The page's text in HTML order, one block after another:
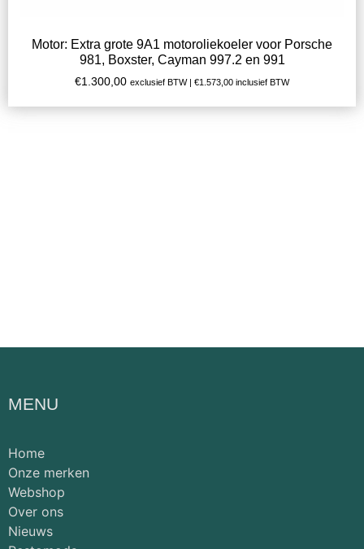
Motor: Extra grote 9A1 motoroliekoeler voor Porsche
981, Boxster, Cayman 997.2 en 991
€1.300,00 exclusief BTW | €1.573,00 inclusief BTW
MENU
Home
Onze merken
Webshop
Over ons
Nieuws